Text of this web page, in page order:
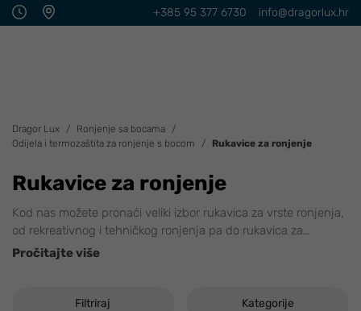
info@dragorlux.hr
+385 95 377 6730
Dragor Lux
Ronjenje sa bocama
Odijela i termozaštita za ronjenje s bocom
Rukavice za ronjenje
Rukavice za ronjenje
Kod nas možete pronaći veliki izbor rukavica za vrste ronjenja,
od rekreativnog i tehničkog ronjenja pa do rukavica za…
Pročitajte više
Filtriraj Kategorije